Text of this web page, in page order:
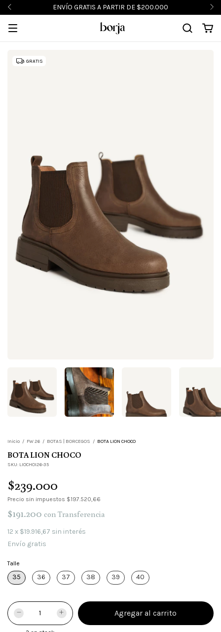
ENVÍO GRATIS A PARTIR DE $200.000
GRATIS
Inicio / FW 26 / BOTAS | BORCEGOS / BOTA LION CHOCO
BOTA LION CHOCO
SKU: LIOCHOI26-35
$239.000
Precio sin impuestos $197.520,66
$191.200 con Transferencia
12 x $19.916,67 sin interés
Envío gratis
Talle
35 36 37 38 39 40